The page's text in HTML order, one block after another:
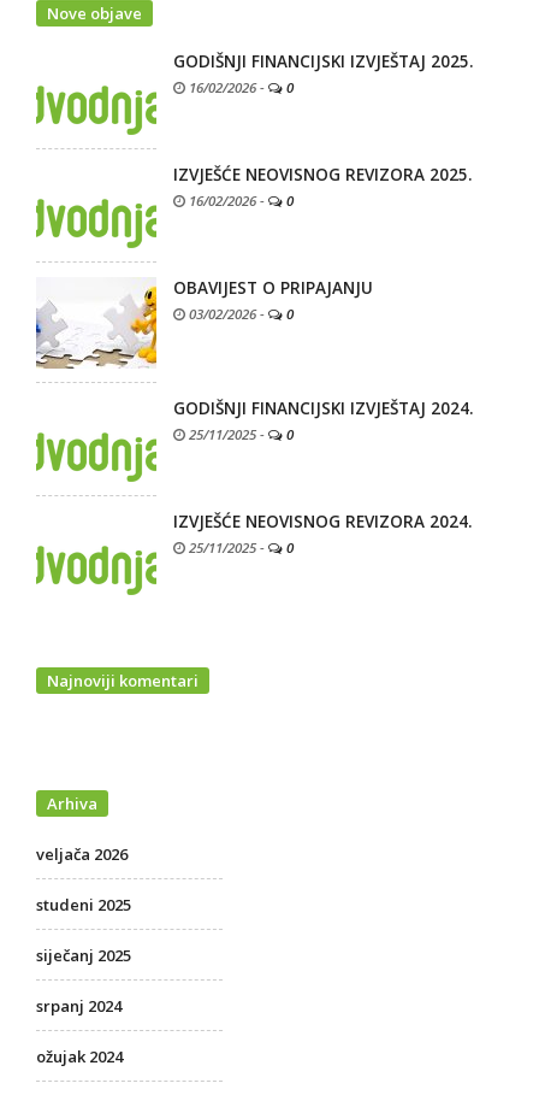
Nove objave
GODIŠNJI FINANCIJSKI IZVJEŠTAJ 2025.
16/02/2026- 0
IZVJEŠĆE NEOVISNOG REVIZORA 2025.
16/02/2026- 0
OBAVIJEST O PRIPAJANJU
03/02/2026- 0
GODIŠNJI FINANCIJSKI IZVJEŠTAJ 2024.
25/11/2025 - 0
IZVJEŠĆE NEOVISNOG REVIZORA 2024.
25/11/2025 - 0
Najnoviji komentari
Arhiva
veljača 2026
studeni 2025
siječanj 2025
srpanj 2024
ožujak 2024